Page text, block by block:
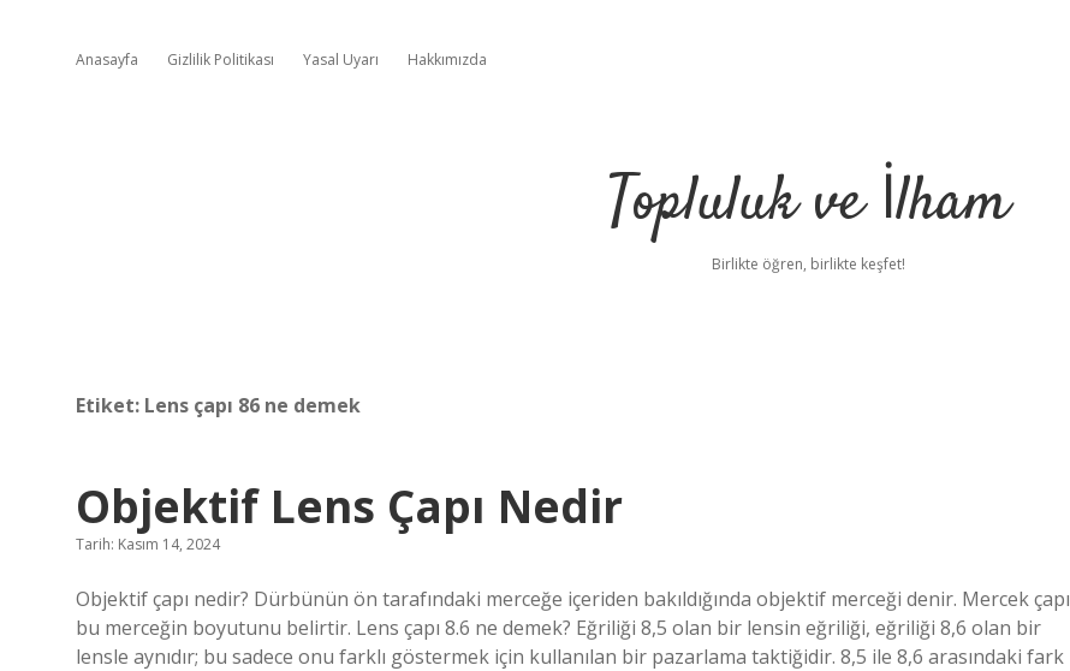
Anasayfa Gizlilik Politikası Yasal Uyarı Hakkımızda
Topluluk ve İlham
Birlikte öğren, birlikte keşfet!
Etiket: Lens çapı 86 ne demek
Objektif Lens Çapı Nedir
Tarih: Kasım 14, 2024
Objektif çapı nedir? Dürbünün ön tarafındaki merceğe içeriden bakıldığında objektif merceği denir. Mercek çapı
bu merceğin boyutunu belirtir. Lens çapı 8.6 ne demek? Eğriliği 8,5 olan bir lensin eğriliği, eğriliği 8,6 olan bir
lensle aynıdır; bu sadece onu farklı göstermek için kullanılan bir pazarlama taktiğidir. 8,5 ile 8,6 arasındaki fark